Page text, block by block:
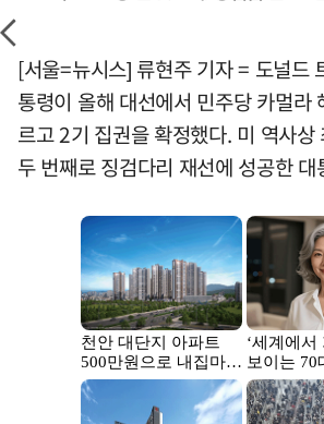
[서울=뉴시스] 류현주 기자 = 도널드
통령이 올해 대선에서 민주당 카멀라
르고 2기 집권을 확정했다. 미 역사상
두 번째로 징검다리 재선에 성공한 대